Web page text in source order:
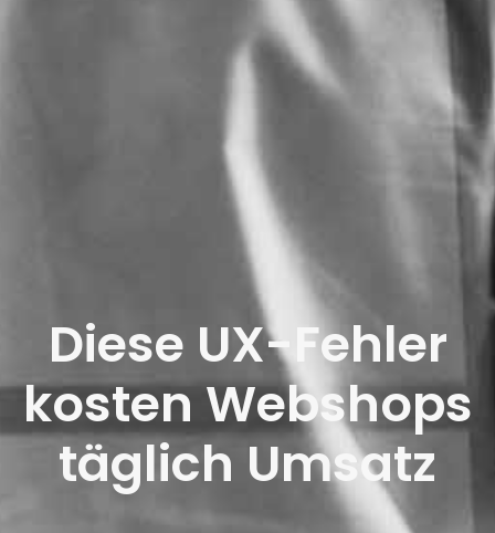
Diese UX-Fehler
kosten Webshops
täglich Umsatz